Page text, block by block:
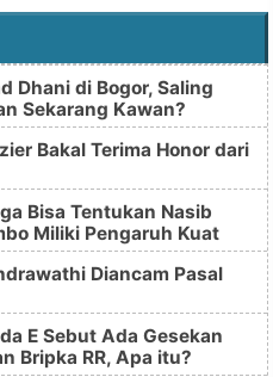
Dhani di Bogor, Saling
Sekarang Kawan?
Bakal Terima Honor dari
Bisa Tentukan Nasib
Miliki Pengaruh Kuat
Diancam Pasal
E Sebut Ada Gesekan
Bripka RR, Apa itu?